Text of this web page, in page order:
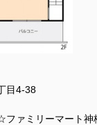
目4-38
ァミリーマート神